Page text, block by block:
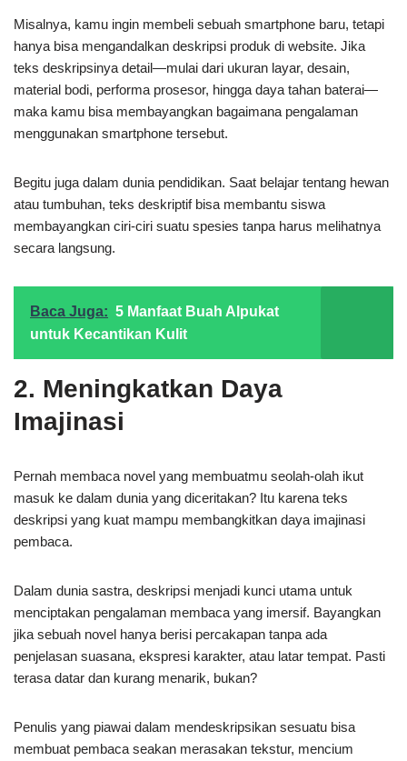
Misalnya, kamu ingin membeli sebuah smartphone baru, tetapi
hanya bisa mengandalkan deskripsi produk di website. Jika
teks deskripsinya detail—mulai dari ukuran layar, desain,
material bodi, performa prosesor, hingga daya tahan baterai—
maka kamu bisa membayangkan bagaimana pengalaman
menggunakan smartphone tersebut.
Begitu juga dalam dunia pendidikan. Saat belajar tentang hewan
atau tumbuhan, teks deskriptif bisa membantu siswa
membayangkan ciri-ciri suatu spesies tanpa harus melihatnya
secara langsung.
Baca Juga: 5 Manfaat Buah Alpukat
untuk Kecantikan Kulit
2. Meningkatkan Daya
Imajinasi
Pernah membaca novel yang membuatmu seolah-olah ikut
masuk ke dalam dunia yang diceritakan? Itu karena teks
deskripsi yang kuat mampu membangkitkan daya imajinasi
pembaca.
Dalam dunia sastra, deskripsi menjadi kunci utama untuk
menciptakan pengalaman membaca yang imersif. Bayangkan
jika sebuah novel hanya berisi percakapan tanpa ada
penjelasan suasana, ekspresi karakter, atau latar tempat. Pasti
terasa datar dan kurang menarik, bukan?
Penulis yang piawai dalam mendeskripsikan sesuatu bisa
membuat pembaca seakan merasakan tekstur, mencium